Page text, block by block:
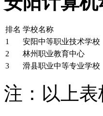
排名 学校名称
1
安阳中等职业技术学校
2
林州职业教育中心
3
滑县职业中等专业学校
注：以上